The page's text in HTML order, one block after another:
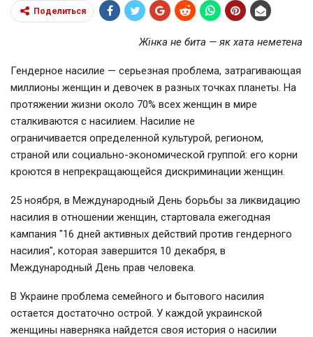
Поделиться
Жінка не бита — як хата неметена
Гендерное насилие — серьезная проблема, затрагивающая
миллионы женщин и девочек в разных точках планеты. На
протяжении жизни около 70% всех женщин в мире
сталкиваются с насилием. Насилие не
ограничивается определенной культурой, регионом,
страной или социально-экономической группой: его корни
кроются в непрекращающейся дискриминации женщин.
25 ноября, в Международный День борьбы за ликвидацию
насилия в отношении женщин, стартовала ежегодная
кампания "16 дней активных действий против гендерного
насилия", которая завершится 10 декабря, в
Международный День прав человека.
В Украине проблема семейного и бытового насилия
остается достаточно острой. У каждой украинской
женщины наверняка найдется своя история о насилии